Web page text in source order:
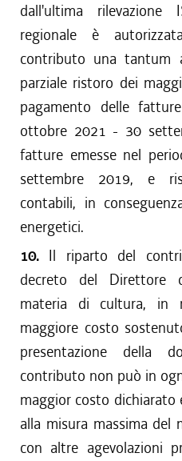
dall'ultima rilevazione
regionale è
contributo una tantum
parziale ristoro dei
pagamento delle
ottobre 2021 - 30
fatture emesse nel
settembre 2019, e
contabili, in
energetici.
10. Il riparto del
decreto del Direttore
materia di cultura, in
maggiore costo
presentazione della
contributo non può in
maggior costo dichiarato
alla misura massima del
con altre agevolazioni